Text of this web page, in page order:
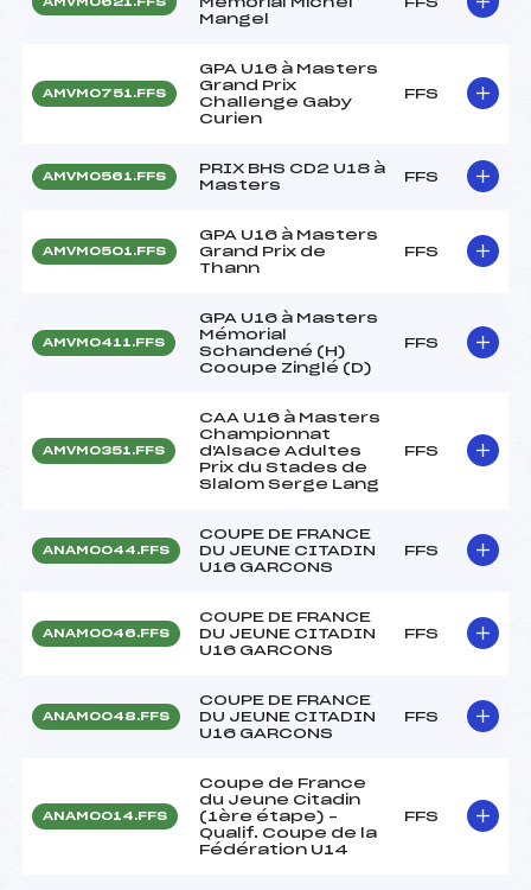
Mangel
AMVM0751.FFS
GPA U16 à Masters
Grand Prix
Challenge Gaby
Curien
FFS
AMVM0561.FFS
PRIX BHS CD2 U18 à
Masters
FFS
AMVM0501.FFS
GPA U16 à Masters
Grand Prix de
Thann
FFS
AMVM0411.FFS
GPA U16 à Masters
Mémorial
Schandené (H)
Cooupe Zinglé (D)
FFS
AMVM0351.FFS
CAA U16 à Masters
Championnat
d'Alsace Adultes
Prix du Stades de
Slalom Serge Lang
FFS
ANAM0044.FFS
COUPE DE FRANCE
DU JEUNE CITADIN
U16 GARCONS
FFS
ANAM0046.FFS
COUPE DE FRANCE
DU JEUNE CITADIN
U16 GARCONS
FFS
ANAM0048.FFS
COUPE DE FRANCE
DU JEUNE CITADIN
U16 GARCONS
FFS
ANAM0014.FFS
Coupe de France
du Jeune Citadin
(1ère étape) –
Qualif. Coupe de la
Fédération U14
FFS